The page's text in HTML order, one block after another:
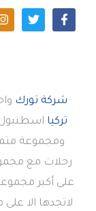
شركة تورك
تركيا اسطنبول
ومجموعة
رحلات مع
على أكبر
لاتجدها الا